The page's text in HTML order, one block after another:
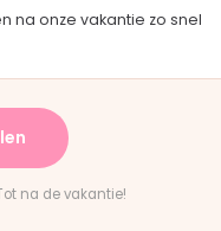
"Persoonlijk contact,
en eerlijk advies.
Rick · Bugaboo onderdeel
na onze vakantie zo snel
na de vakantie!